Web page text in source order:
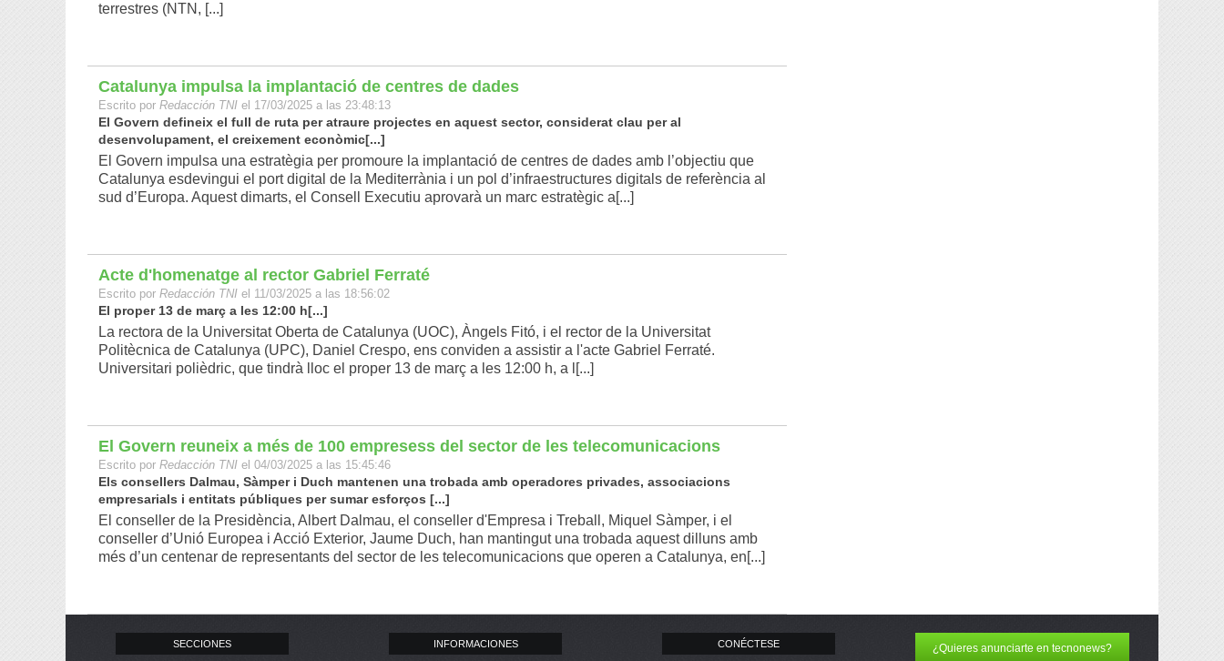
terrestres (NTN, [...]
Catalunya impulsa la implantació de centres de dades
Escrito por Redacción TNI el 17/03/2025 a las 23:48:13
El Govern defineix el full de ruta per atraure projectes en aquest sector, considerat clau per al
desenvolupament, el creixement econòmic[...]
El Govern impulsa una estratègia per promoure la implantació de centres de dades amb l’objectiu que
Catalunya esdevingui el port digital de la Mediterrània i un pol d’infraestructures digitals de referència al
sud d’Europa. Aquest dimarts, el Consell Executiu aprovarà un marc estratègic a[...]
Acte d'homenatge al rector Gabriel Ferraté
Escrito por Redacción TNI el 11/03/2025 a las 18:56:02
El proper 13 de març a les 12:00 h[...]
La rectora de la Universitat Oberta de Catalunya (UOC), Àngels Fitó, i el rector de la Universitat
Politècnica de Catalunya (UPC), Daniel Crespo, ens conviden a assistir a l'acte Gabriel Ferraté.
Universitari polièdric, que tindrà lloc el proper 13 de març a les 12:00 h, a l[...]
El Govern reuneix a més de 100 empresess del sector de les telecomunicacions
Escrito por Redacción TNI el 04/03/2025 a las 15:45:46
Els consellers Dalmau, Sàmper i Duch mantenen una trobada amb operadores privades, associacions
empresarials i entitats públiques per sumar esforços [...]
El conseller de la Presidència, Albert Dalmau, el conseller d'Empresa i Treball, Miquel Sàmper, i el
conseller d’Unió Europea i Acció Exterior, Jaume Duch, han mantingut una trobada aquest dilluns amb
més d’un centenar de representants del sector de les telecomunicacions que operen a Catalunya, en[...]
SECCIONES
INFORMACIONES
CONÉCTESE ¿Quieres anunciarte en tecnonews?